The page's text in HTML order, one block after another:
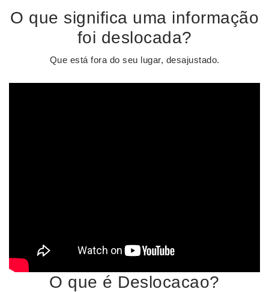
O que significa uma informação
foi deslocada?
Que está fora do seu lugar, desajustado.
O que é Deslocacao?